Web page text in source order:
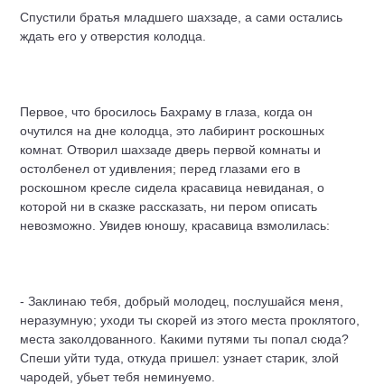
Спустили братья младшего шахзаде, а сами остались
ждать его у отверстия колодца.
Первое, что бросилось Бахраму в глаза, когда он
очутился на дне колодца, это лабиринт роскошных
комнат. Отворил шахзаде дверь первой комнаты и
остолбенел от удивления; перед глазами его в
роскошном кресле сидела красавица невиданая, о
которой ни в сказке рассказать, ни пером описать
невозможно. Увидев юношу, красавица взмолилась:
- Заклинаю тебя, добрый молодец, послушайся меня,
неразумную; уходи ты скорей из этого места проклятого,
места заколдованного. Какими путями ты попал сюда?
Спеши уйти туда, откуда пришел: узнает старик, злой
чародей, убьет тебя неминуемо.